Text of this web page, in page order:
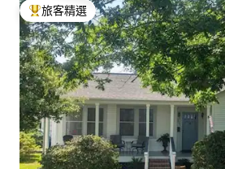
旅客精選榜首
旅客精選